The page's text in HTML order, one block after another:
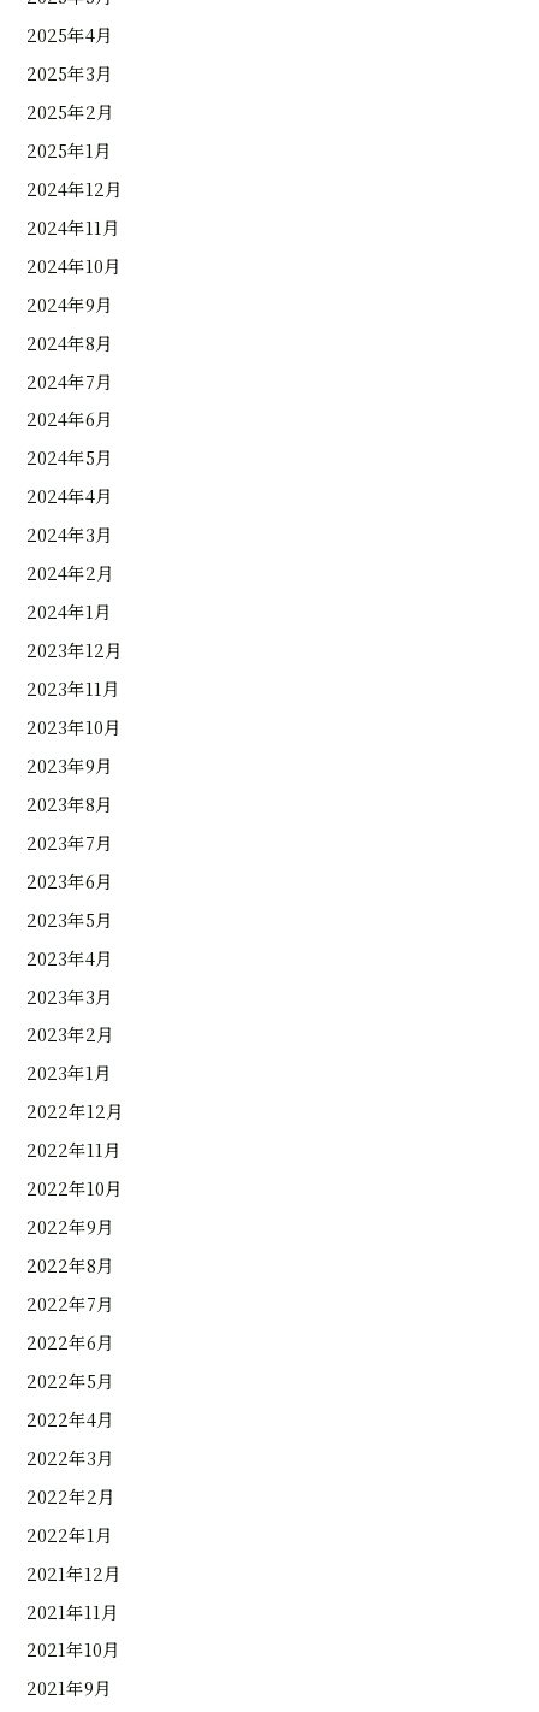
2025年4月
2025年3月
2025年2月
2025年1月
2024年12月
2024年11月
2024年10月
2024年9月
2024年8月
2024年7月
2024年6月
2024年5月
2024年4月
2024年3月
2024年2月
2024年1月
2023年12月
2023年11月
2023年10月
2023年9月
2023年8月
2023年7月
2023年6月
2023年5月
2023年4月
2023年3月
2023年2月
2023年1月
2022年12月
2022年11月
2022年10月
2022年9月
2022年8月
2022年7月
2022年6月
2022年5月
2022年4月
2022年3月
2022年2月
2022年1月
2021年12月
2021年11月
2021年10月
2021年9月